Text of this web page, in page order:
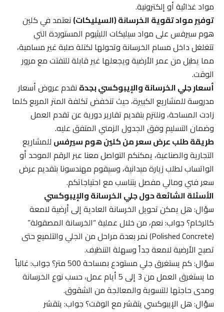
مواد غذائية أو إلكترونية.
توفير مواد تقوية الخرسانة (السيليكات)نعتمد في كلين
هوم سيرفس على مواد سيليكات الليثيوم المستوردة التي
تتغلغل داخل مسام الخرسانة وتحولها لكتلة صلبة غير مسامية،
مما يطيل من عمر الأرضية ويجعلها غير قابلة للتفتت مع مرور
الوقت.
أسعار جلي الخرسانة والإيبوكسي بجدةنقدم عروض أسعار
مدروسة للمشاريع الكبيرة، حيث تنخفض تكلفة المتر المربع كلما
زادت المساحة، ونلتزم بتقديم تقارير دورية عن تقدم العمل
وضمان التسليم وفق الجدول الزمني المتفق عليه.
طريقة طلب عرض سعر من كلين هوم سيرفسللمشاريع
التجارية والصناعية، يمكنكم التواصل معنا عبر الرقم الموحد أو
الواتساب لطلب زيارة ميدانية، وسيقوم مهندسونا بتقديم عرض
سعر فني ومالي مفصل يتناسب مع احتياجاتكم.
الأسئلة الشائعة حول جلي الخرسانة والإيبوكسي
سؤال: هل يمكن تحويل الخرسانة العادية إلى أرضية لامعة
كالرخام؟ جواب: نعم، من خلال عملية “الخرسانة المصقولة”
(Polished Concrete) نمر بعدة مراحل من الجلي والتلميع حتى
تصبح الأرضية لامعة جداً وسهلة التنظيف.
سؤال: كم يستغرق جلي مستودع بمساحة 500 متر؟ جواب: غالباً
ما يستغرق العمل من 3 إلى 5 أيام عمل، حسب نوع الخرسانة
ومدى حاجتها للتسوية والمعالجة من الشقوق.
سؤال: هل الإيبوكسي يتقشر مع الوقت؟ جواب: يتقشر